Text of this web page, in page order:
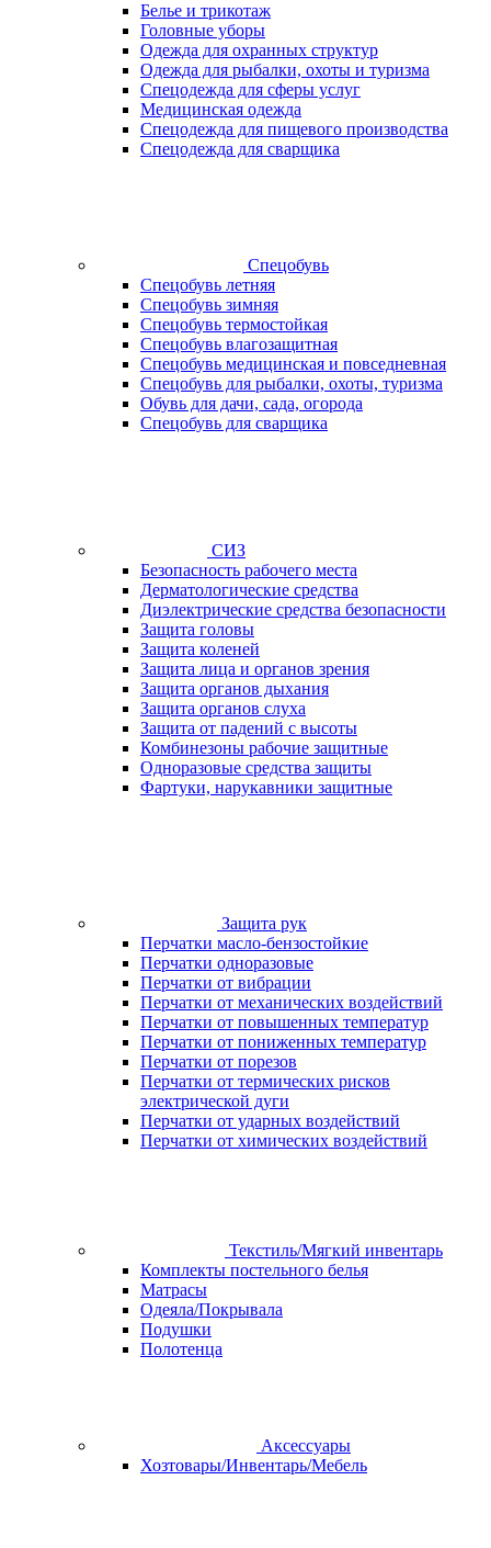
Белье и трикотаж
Головные уборы
Одежда для охранных структур
Одежда для рыбалки, охоты и туризма
Спецодежда для сферы услуг
Медицинская одежда
Спецодежда для пищевого производства
Спецодежда для сварщика
Спецобувь
Спецобувь летняя
Спецобувь зимняя
Спецобувь термостойкая
Спецобувь влагозащитная
Спецобувь медицинская и повседневная
Спецобувь для рыбалки, охоты, туризма
Обувь для дачи, сада, огорода
Спецобувь для сварщика
СИЗ
Безопасность рабочего места
Дерматологические средства
Диэлектрические средства безопасности
Защита головы
Защита коленей
Защита лица и органов зрения
Защита органов дыхания
Защита органов слуха
Защита от падений с высоты
Комбинезоны рабочие защитные
Одноразовые средства защиты
Фартуки, нарукавники защитные
Защита рук
Перчатки масло-бензостойкие
Перчатки одноразовые
Перчатки от вибрации
Перчатки от механических воздействий
Перчатки от повышенных температур
Перчатки от пониженных температур
Перчатки от порезов
Перчатки от термических рисков
электрической дуги
Перчатки от ударных воздействий
Перчатки от химических воздействий
Текстиль/Мягкий инвентарь
Комплекты постельного белья
Матрасы
Одеяла/Покрывала
Подушки
Полотенца
Аксессуары
Хозтовары/Инвентарь/Мебель